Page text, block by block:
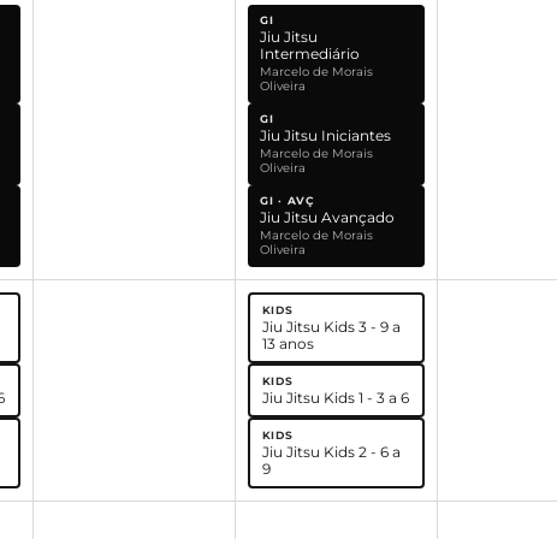
GI
Jiu Jitsu
Intermediário
Marcelo de Morais
Oliveira
GI
Jiu Jitsu Iniciantes
Marcelo de Morais
Oliveira
GI · AVÇ
Jiu Jitsu Avançado
Marcelo de Morais
Oliveira
KIDS
Jiu Jitsu Kids 3 - 9 a
13 anos
KIDS
Jiu Jitsu Kids 1 - 3 a 6
KIDS
Jiu Jitsu Kids 2 - 6 a
9